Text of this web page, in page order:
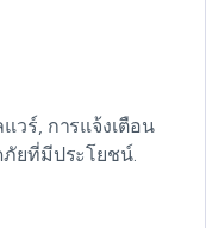
วร์, การแจ้งเตือน
ภัยที่มีประโยชน์.